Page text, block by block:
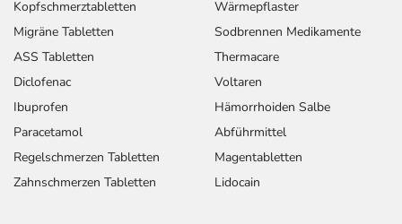
Kopfschmerztabletten
Migräne Tabletten
ASS Tabletten
Diclofenac
Ibuprofen
Paracetamol
Regelschmerzen Tabletten
Zahnschmerzen Tabletten
Wärmepflaster
Sodbrennen Medikamente
Thermacare
Voltaren
Hämorrhoiden Salbe
Abführmittel
Magentabletten
Lidocain